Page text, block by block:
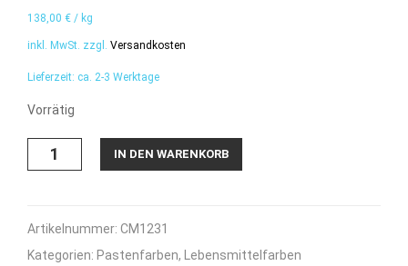
138,00 € / kg
inkl. MwSt. zzgl. Versandkosten
Lieferzeit: ca. 2-3 Werktage
Vorrätig
Pastenfarbe
25g
IN DEN WARENKORB
Artikelnummer: CM1231
Kategorien: Pastenfarben,
Lebensmittelfarben